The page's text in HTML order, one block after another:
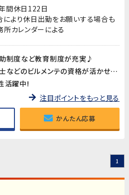
間休日122日
より休日出勤をお願いする場合も
所カレンダーによる
制度など教育制度が充実♪
電気工事士や施工管理士などのビルメンテの資格が活かせます!
活躍中!
注目ポイントをもっと見る
かんたん応募
1